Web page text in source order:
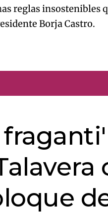
reglas insostenibles
Borja Castro.